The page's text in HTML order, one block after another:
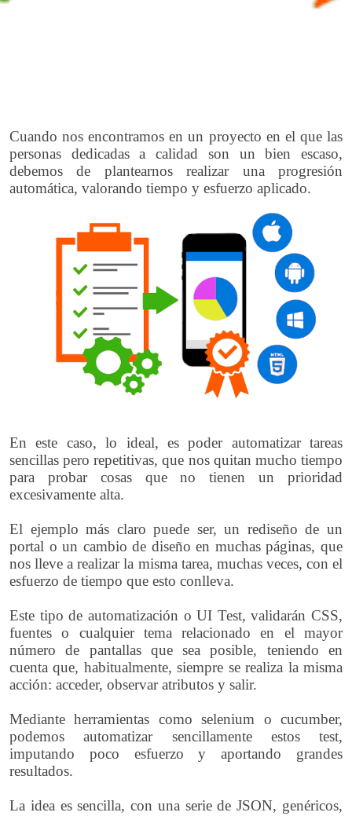
Cuando nos encontramos en un proyecto en el que las
personas dedicadas a calidad son un bien escaso,
debemos de plantearnos realizar una progresión
automática, valorando tiempo y esfuerzo aplicado.
En este caso, lo ideal, es poder automatizar tareas
sencillas pero repetitivas, que nos quitan mucho tiempo
para probar cosas que no tienen un prioridad
excesivamente alta.
El ejemplo más claro puede ser, un rediseño de un
portal o un cambio de diseño en muchas páginas, que
nos lleve a realizar la misma tarea, muchas veces, con el
esfuerzo de tiempo que esto conlleva.
Este tipo de automatización o UI Test, validarán CSS,
fuentes o cualquier tema relacionado en el mayor
número de pantallas que sea posible, teniendo en
cuenta que, habitualmente, siempre se realiza la misma
acción: acceder, observar atributos y salir.
Mediante herramientas como selenium o cucumber,
podemos automatizar sencillamente estos test,
imputando poco esfuerzo y aportando grandes
resultados.
La idea es sencilla, con una serie de JSON, genéricos,